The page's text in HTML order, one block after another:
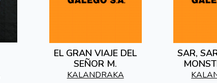
EL GRAN VIAJE DEL
SEÑOR M.
KALANDRAKA
SAR,